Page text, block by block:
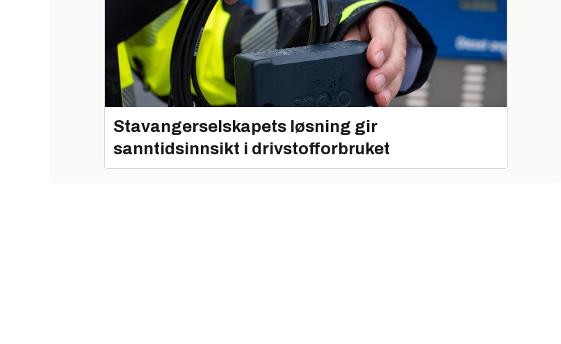
Stavangerselskapets løsning gir
sanntidsinnsikt i drivstofforbruket